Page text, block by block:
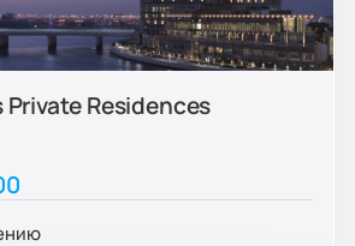
Private Residences